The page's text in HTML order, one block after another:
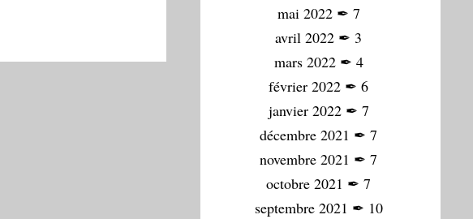
mai 2022✒ 7
avril 2022 ✒ 3
mars 2022✒ 4
février 2022 ✒ 6
janvier 2022✒ 7
décembre 2021 ✒ 7
novembre 2021 ✒ 7
octobre 2021 ✒ 7
septembre 2021 ✒ 10